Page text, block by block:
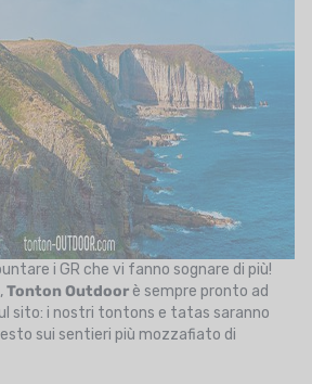
i GR che vi fanno sognare di più!
Tonton Outdoor è sempre pronto ad
sito: i nostri tontons e tatas saranno
sui sentieri più mozzafiato di